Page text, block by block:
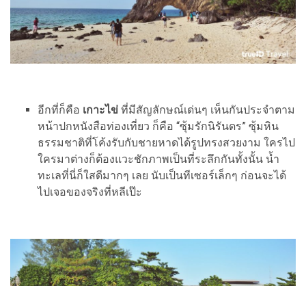
อีกที่ก็คือ เกาะไข่ ที่มีสัญลักษณ์เด่นๆ เห็นกันประจำตาม
หน้าปกหนังสือท่องเที่ยว ก็คือ “ซุ้มรักนิรันดร” ซุ้มหิน
ธรรมชาติที่โค้งรับกับชายหาดได้รูปทรงสวยงาม ใครไป
ใครมาต่างก็ต้องแวะชักภาพเป็นที่ระลึกกันทั้งนั้น น้ำ
ทะเลที่นี่ก็ใสดีมากๆ เลย นับเป็นทีเซอร์เล็กๆ ก่อนจะได้
ไปเจอของจริงที่หลีเป๊ะ